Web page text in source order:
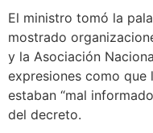
El ministro tomó la
mostrado
y la Asociación
expresiones como que
estaban “mal
del decreto.